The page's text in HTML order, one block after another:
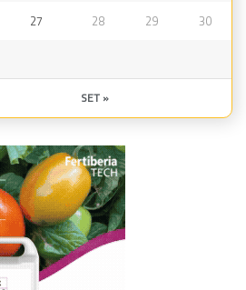
27 28 29 30
SET »